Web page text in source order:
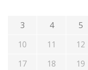
3
4 5
10
11 12
17
18 19